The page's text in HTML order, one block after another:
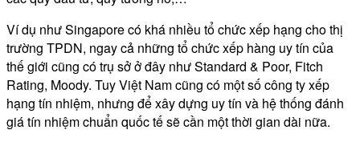
Ví dụ như Singapore có khá nhiều tổ chức xếp hạng cho thị
trường TPDN, ngay cả những tổ chức xếp hàng uy tín của
thế giới cũng có trụ sở ở đây như Standard & Poor, Fitch
Rating, Moody. Tuy Việt Nam cũng có một số công ty xếp
hạng tín nhiệm, nhưng để xây dựng uy tín và hệ thống đánh
giá tín nhiệm chuẩn quốc tế sẽ cần một thời gian dài nữa.